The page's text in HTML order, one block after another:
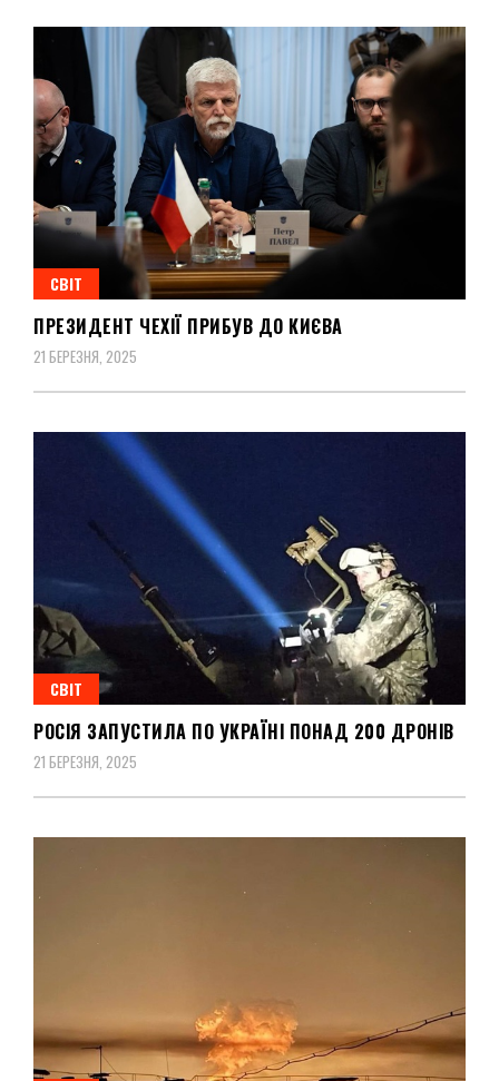
СВІТ
ПРЕЗИДЕНТ ЧЕХІЇ ПРИБУВ ДО КИЄВА
21 БЕРЕЗНЯ, 2025
СВІТ
РОСІЯ ЗАПУСТИЛА ПО УКРАЇНІ ПОНАД 200 ДРОНІВ
21 БЕРЕЗНЯ, 2025